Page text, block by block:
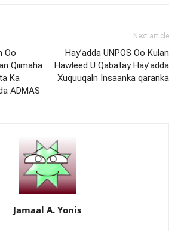
Oo
Qiimaha
Ka
ADMAS
Next article
Hay’adda UNPOS Oo Kulan
Hawleed U Qabatay Hay’adda
Xuquuqaln Insaanka qaranka
Jamaal A. Yonis